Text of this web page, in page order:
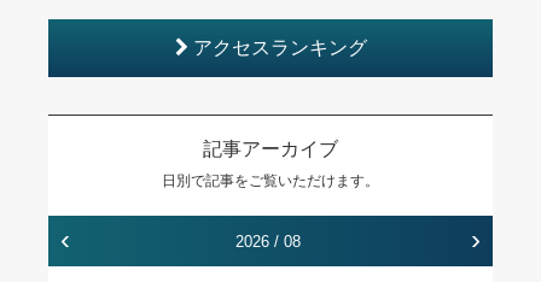
アクセスランキング
記事アーカイブ
日別で記事をご覧いただけます。
‹ 2026 / 08 ›